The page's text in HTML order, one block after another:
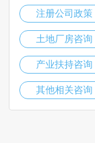
注册公司政策
土地厂房咨询
产业扶持咨询
其他相关咨询